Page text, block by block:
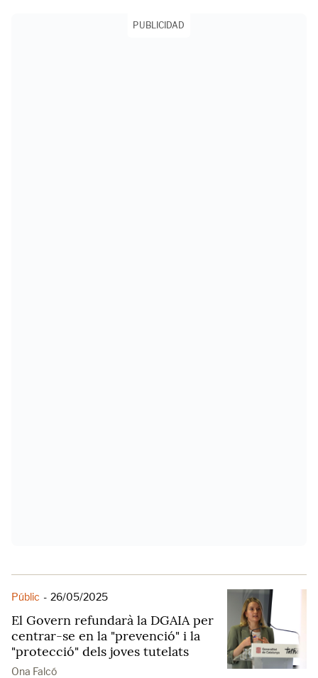
PUBLICIDAD
Públic - 26/05/2025
El Govern refundarà la DGAIA per
centrar-se en la "prevenció" i la
"protecció" dels joves tutelats
Ona Falcó